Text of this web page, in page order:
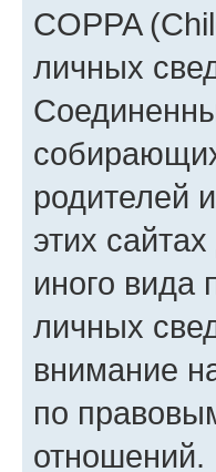
COPPA
личных
родителей
этих
иного вида
личных
внимание
по
отношений.